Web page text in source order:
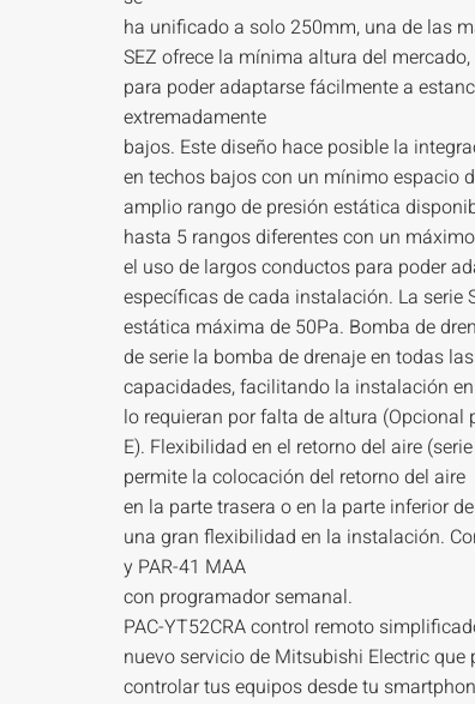
ha unificado a solo 250mm, una de las
SEZ ofrece la mínima altura del
para poder adaptarse fácilmente a
extremadamente
bajos. Este diseño hace posible la
en techos bajos con un mínimo espacio
amplio rango de presión estática
hasta 5 rangos diferentes con un
el uso de largos conductos para poder
específicas de cada instalación. La serie
estática máxima de 50Pa. Bomba de
de serie la bomba de drenaje en todas las
capacidades, facilitando la instalación
lo requieran por falta de altura (Opcional
E). Flexibilidad en el retorno del aire
permite la colocación del retorno del aire
en la parte trasera o en la parte inferior
una gran flexibilidad en la instalación.
y PAR-41 MAA
con programador semanal.
PAC-YT52CRA control remoto
nuevo servicio de Mitsubishi Electric que
controlar tus equipos desde tu